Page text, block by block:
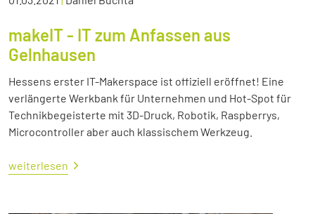
makeIT - IT zum Anfassen aus
Gelnhausen
Hessens erster IT-Makerspace ist offiziell eröffnet! Eine
verlängerte Werkbank für Unternehmen und Hot-Spot für
Technikbegeisterte mit 3D-Druck, Robotik, Raspberrys,
Microcontroller aber auch klassischem Werkzeug.
weiterlesen